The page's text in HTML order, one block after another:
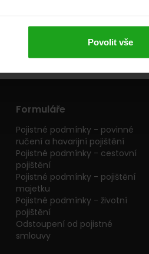
Povolit vše
pojištění
Formuláře
Pojistné podmínky - povinné
ručení a havarijní pojištění
Pojistné podmínky - cestovní
pojištění
Pojistné podmínky - pojištění
majetku
Pojistné podmínky - životní
pojištění
Odstoupení od pojistné
smlouvy